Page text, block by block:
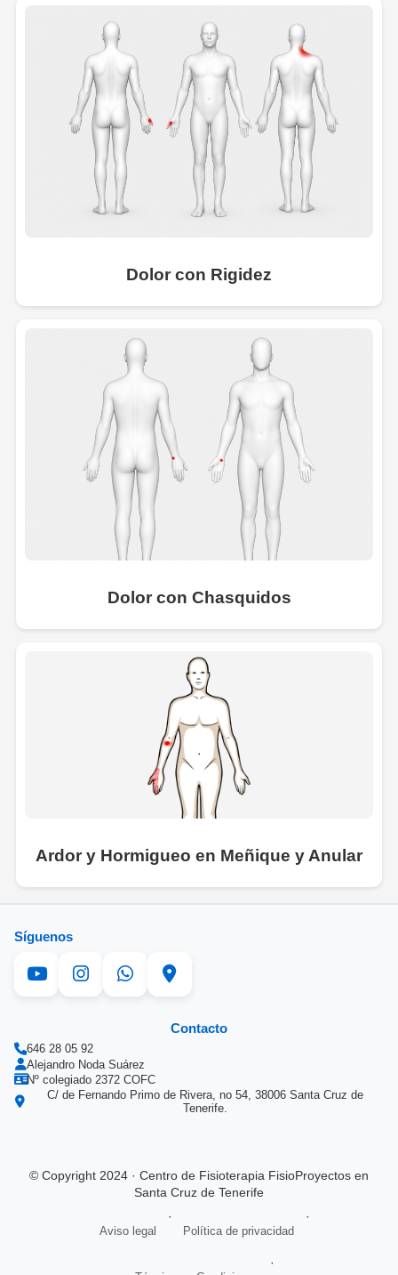
Dolor con Rigidez
Dolor con Chasquidos
Ardor y Hormigueo en Meñique y Anular
Síguenos
Contacto
646 28 05 92
Alejandro Noda Suárez
Nº colegiado 2372 COFC
C/ de Fernando Primo de Rivera, no 54, 38006 Santa Cruz de
Tenerife.
© Copyright 2024 · Centro de Fisioterapia FisioProyectos en
Santa Cruz de Tenerife
Aviso legal
·
Política de privacidad
·
·